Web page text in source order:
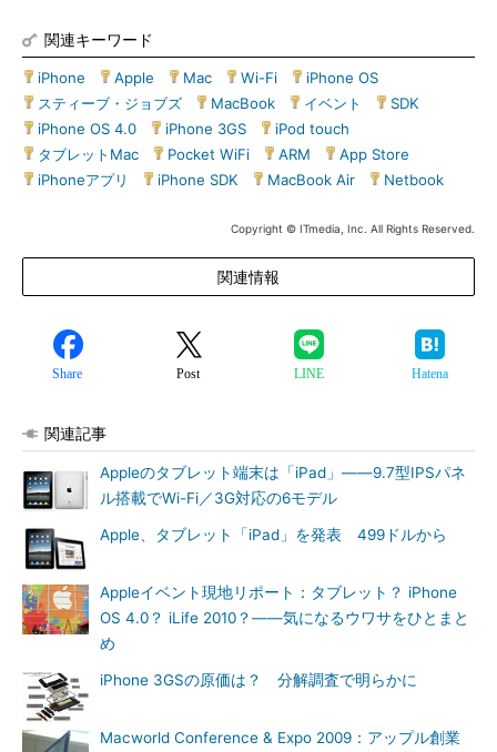
関連キーワード
iPhone Apple Mac Wi-Fi iPhone OS
スティーブ・ジョブズ
MacBook イベント SDK
iPhone OS 4.0
iPhone 3GS iPod touch
タブレットMac
Pocket WiFi ARM App Store
iPhoneアプリ
iPhone SDK MacBook Air Netbook
Copyright © ITmedia, Inc. All Rights Reserved.
関連情報
Share Post LINE Hatena
関連記事
Appleのタブレット端末は「iPad」――9.7型IPSパネ
ル搭載でWi-Fi／3G対応の6モデル
Apple、タブレット「iPad」を発表 499ドルから
Appleイベント現地リポート：タブレット？ iPhone
OS 4.0？ iLife 2010？――気になるウワサをひとまと
め
iPhone 3GSの原価は？ 分解調査で明らかに
Macworld Conference & Expo 2009：アップル創業